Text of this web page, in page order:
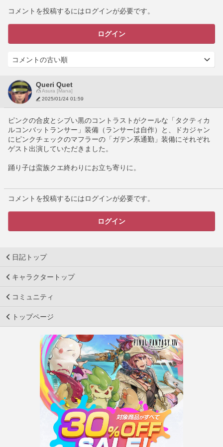
コメントを投稿するにはログインが必要です。
ログイン
Queri Quet
Asura [Mana]
2025/01/24 01:59
ピンクの合皮とシブい黒のコントラストがクールな「タクティカ
ルコンバットランサー」装備（ランサーは自作）と、ドカジャン
にピンクチェックのマフラーの「ガテン系通勤」装備にそれぞれ
ゲスト出演していただきました。
踊り子は蛮族クエ終わりにお立ち寄りに。
コメントを投稿するにはログインが必要です。
ログイン
日記トップ
キャラクタートップ
コミュニティ
トップページ